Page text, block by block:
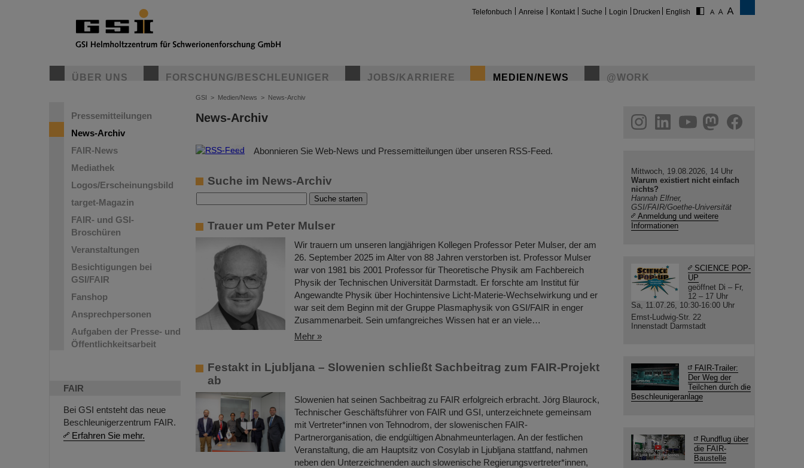
Telefonbuch Anreise Kontakt Suche Login Drucken English
ÜBER UNS FORSCHUNG/BESCHLEUNIGER JOBS/KARRIERE MEDIEN/NEWS @WORK
Pressemitteilungen
News-Archiv
FAIR-News
Mediathek
Logos/Erscheinungsbild
target-Magazin
FAIR- und GSI-
Broschüren
Veranstaltungen
Besichtigungen bei
GSI/FAIR
Fanshop
Ansprechpersonen
Aufgaben der Presse- und
Öffentlichkeitsarbeit
FAIR
Bei GSI entsteht das neue
Beschleunigerzentrum FAIR.
Erfahren Sie mehr.
GSI > Medien/News > News-Archiv
News-Archiv
© Abonnieren Sie Web-News und Pressemitteilungen über unseren RSS-Feed.
Suche im News-Archiv
Trauer um Peter Mulser
Wir trauern um unseren langjährigen Kollegen Professor Peter Mulser, der am
26. September 2025 im Alter von 88 Jahren verstorben ist. Professor Mulser
war von 1981 bis 2001 Professor für Theoretische Physik am Fachbereich
Physik der Technischen Universität Darmstadt. Er forschte am Institut für
Angewandte Physik über Hochintensive Licht-Materie-Wechselwirkung und er
war seit dem Beginn mit der Gruppe Plasmaphysik von GSI/FAIR in enger
Zusammenarbeit. Sein umfangreiches Wissen hat er an viele…
Mehr »
Festakt in Ljubljana – Slowenien schließt Sachbeitrag zum FAIR-Projekt
ab
Slowenien hat seinen Sachbeitrag zu FAIR erfolgreich erbracht. Jörg Blaurock,
Technischer Geschäftsführer von FAIR und GSI, unterzeichnete gemeinsam
mit Vertreter*innen von Tehnodrom, der slowenischen FAIR-
Partnerorganisation, die endgültigen Abnahmeunterlagen. An der festlichen
Veranstaltung, die am Hauptsitz von Cosylab in Ljubljana stattfand, nahmen
neben den Unterzeichnenden auch slowenische Regierungsvertreter*innen,
helmholtz.social
facebook
Mittwoch, 19.08.2026, 14 Uhr
Warum existiert nicht einfach
nichts?
Hannah Elfner,
GSI/FAIR/Goethe-Universität
Anmeldung und weitere
Informationen
SCIENCE POP-
UP
geöffnet Di – Fr,
12 – 17 Uhr
Sa, 11.07.26, 10:30-16:00 Uhr
Ernst-Ludwig-Str. 22
Innenstadt Darmstadt
FAIR-Trailer:
Der Weg der
Teilchen durch die
Beschleunigeranlage
Rundflug über
die FAIR-
Baustelle